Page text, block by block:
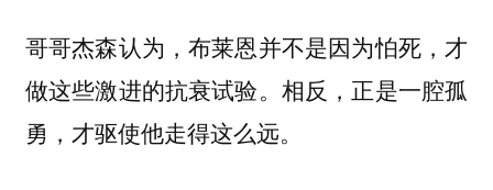
哥哥杰森认为，布莱恩并不是因为怕死，才
做这些激进的抗衰试验。相反，正是一腔孤
勇，才驱使他走得这么远。